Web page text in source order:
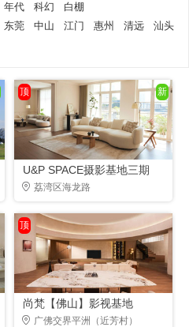
年代 科幻 白棚
东莞 中山 江门 惠州 清远
汕头
新
顶
U&P SPACE摄影基地三期
荔湾区海龙路
顶
尚梵【佛山】影视基地
广佛交界平洲（近芳村）